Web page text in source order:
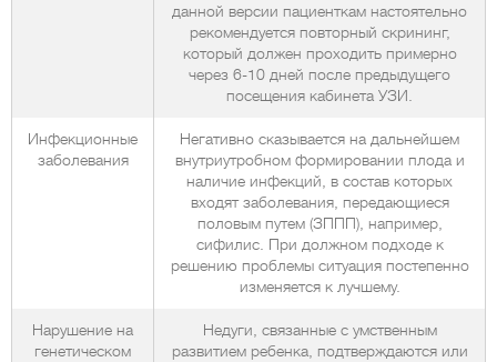
данной версии пациенткам настоятельно
рекомендуется повторный скрининг,
который должен проходить примерно
через 6-10 дней после предыдущего
посещения кабинета УЗИ.
Инфекционные
заболевания
Негативно сказывается на дальнейшем
внутриутробном формировании плода и
наличие инфекций, в состав которых
входят заболевания, передающиеся
половым путем (ЗППП), например,
сифилис. При должном подходе к
решению проблемы ситуация постепенно
изменяется к лучшему.
Нарушение на
генетическом
Недуги, связанные с умственным
развитием ребенка, подтверждаются или